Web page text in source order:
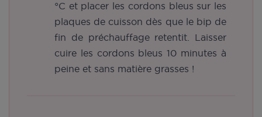
°C et placer les cordons bleus sur les
plaques de cuisson dès que le bip de
fin de préchauffage retentit. Laisser
cuire les cordons bleus 10 minutes à
peine et sans matière grasses !